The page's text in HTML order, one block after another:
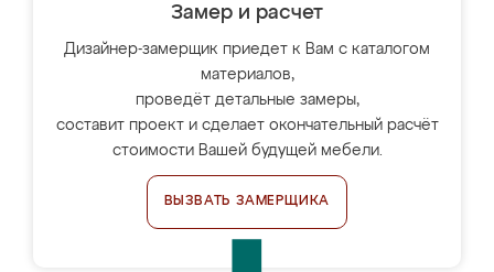
Замер и расчет
Дизайнер-замерщик приедет к Вам с каталогом
материалов,
проведёт детальные замеры,
составит проект и сделает окончательный расчёт
стоимости Вашей будущей мебели.
ВЫЗВАТЬ ЗАМЕРЩИКА